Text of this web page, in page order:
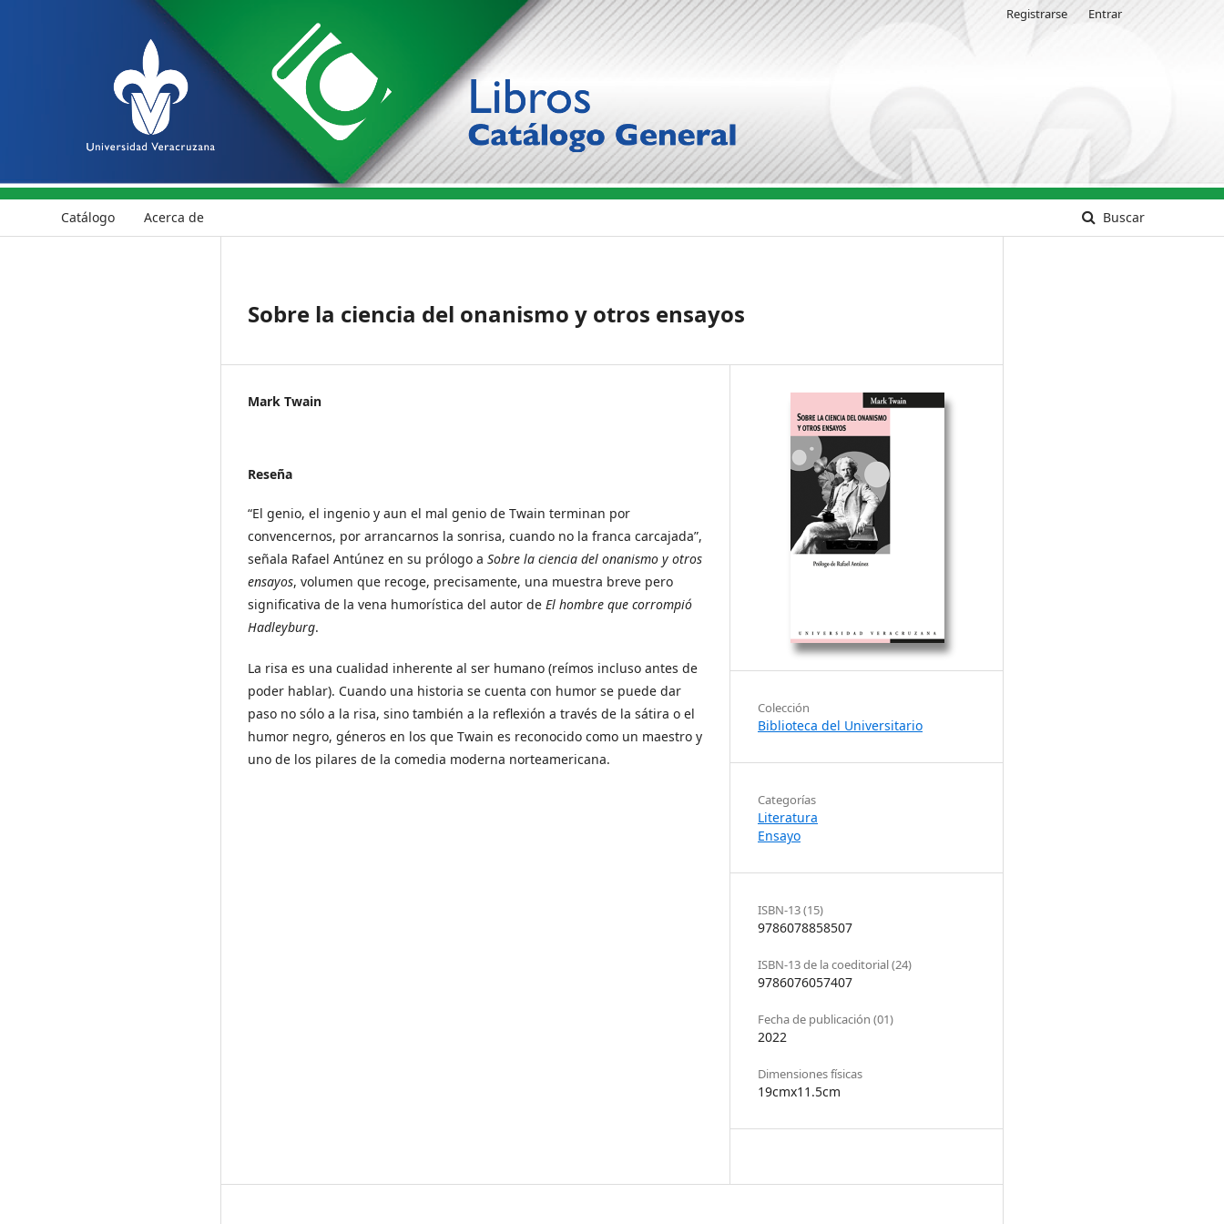
Catálogo Acerca de Buscar
Registrarse Entrar
Sobre la ciencia del onanismo y otros ensayos
Mark Twain
Reseña
“El genio, el ingenio y aun el mal genio de Twain terminan por
convencernos, por arrancarnos la sonrisa, cuando no la franca carcajada”,
señala Rafael Antúnez en su prólogo a Sobre la ciencia del onanismo y otros
ensayos, volumen que recoge, precisamente, una muestra breve pero
significativa de la vena humorística del autor de El hombre que corrompió
Hadleyburg.
La risa es una cualidad inherente al ser humano (reímos incluso antes de
poder hablar). Cuando una historia se cuenta con humor se puede dar
paso no sólo a la risa, sino también a la reflexión a través de la sátira o el
humor negro, géneros en los que Twain es reconocido como un maestro y
uno de los pilares de la comedia moderna norteamericana.
Colección
Biblioteca del Universitario
Categorías
Literatura
Ensayo
ISBN-13 (15)
9786078858507
ISBN-13 de la coeditorial (24)
9786076057407
Fecha de publicación (01)
2022
Dimensiones físicas
19cmx11.5cm